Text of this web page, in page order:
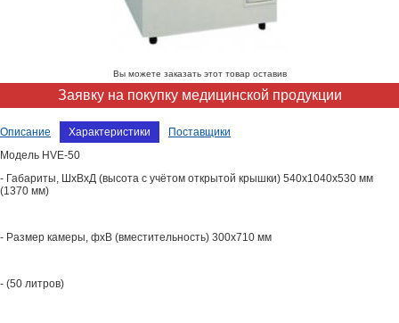
Вы можете заказать этот товар оставив
Заявку на покупку медицинской продукции
Описание Характеристики
Поставщики
Модель HVE-50
- Габариты, ШхВхД (высота с учётом открытой крышки) 540х1040х530 мм
(1370 мм)
- Размер камеры, фхВ (вместительность) 300х710 мм
- (50 литров)